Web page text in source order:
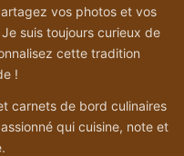
vos photos et vos
suis toujours curieux de
cette tradition
!
carnets de bord culinaires
qui cuisine, note et